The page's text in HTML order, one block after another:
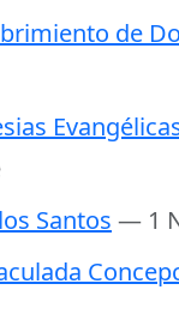
de
Santos — 1